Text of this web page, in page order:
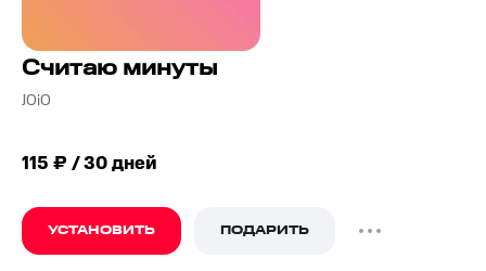
Считаю минуты
JOiO
115 ₽ / 30 дней
УСТАНОВИТЬ ПОДАРИТЬ